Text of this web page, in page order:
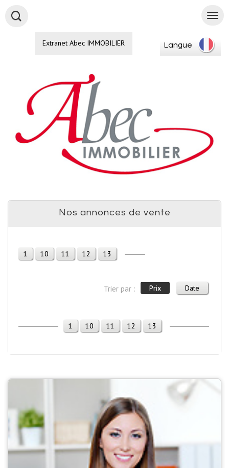
Extranet Abec IMMOBILIER Langue
Nos annonces de vente
1 10 11 12 13
Trier par : Prix Date
1 10 11 12 13